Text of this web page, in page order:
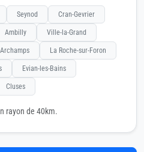
Seynod Cran-Gevrier
Ambilly Ville-la-Grand
Archamps La Roche-sur-Foron
Evian-les-Bains
Cluses
rayon de 40km.